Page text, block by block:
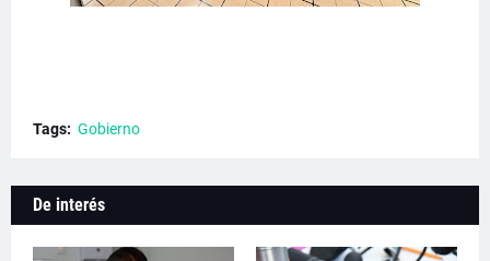
Tags: Gobierno
De interés